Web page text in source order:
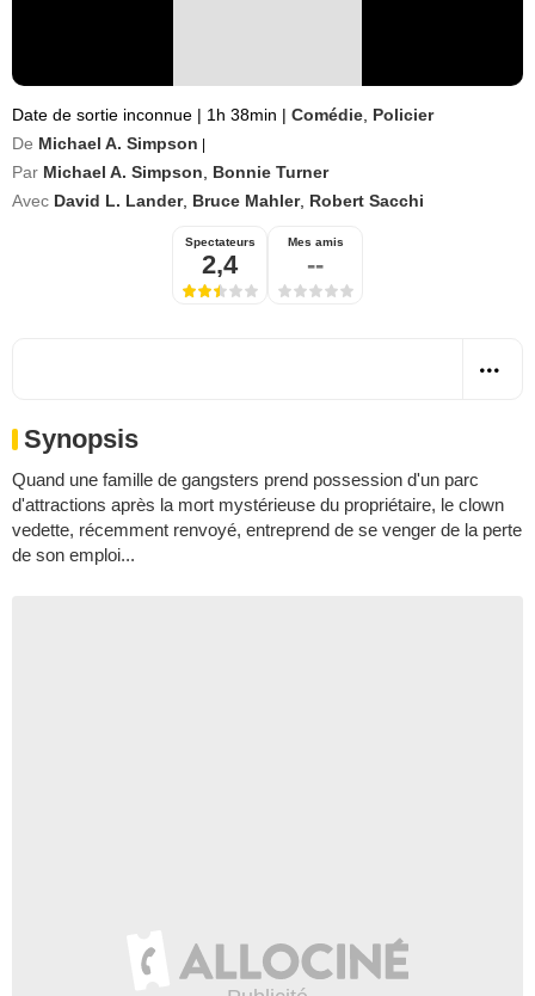
Date de sortie inconnue | 1h 38min | Comédie Policier
De Michael A. Simpson
Par Michael A. Simpson
Bonnie Turner
Avec David L. Lander, Bruce Mahler, Robert Sacchi
Spectateurs
2,4
Mes amis
--
Synopsis
Quand une famille de gangsters prend possession d'un parc
d'attractions après la mort mystérieuse du propriétaire, le clown
vedette, récemment renvoyé, entreprend de se venger de la perte
de son emploi...